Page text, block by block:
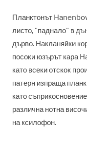
Планктонът
листо, "паднало" в
дърво. Накланяйки
посоки юзърът кара
като всеки отскок
патерн изпраща
като
различна нотна
на ксилофон.